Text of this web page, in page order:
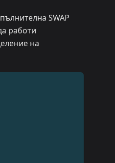
SWAP
работи
на